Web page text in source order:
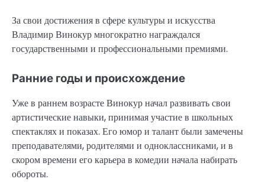
За свои достижения в сфере культуры и искусства
Владимир Винокур многократно награждался
государственными и профессиональными премиями.
Ранние годы и происхождение
Уже в раннем возрасте Винокур начал развивать свои
артистические навыки, принимая участие в школьных
спектаклях и показах. Его юмор и талант были замечены
преподавателями, родителями и одноклассниками, и в
скором времени его карьера в комедии начала набирать
обороты.